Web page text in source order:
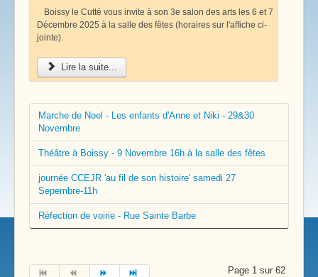
Boissy le Cutté vous invite à son 3e salon des arts les 6 et 7
Décembre 2025 à la salle des fêtes (horaires sur l'affiche ci-
jointe).
Lire la suite...
Marche de Noel - Les enfants d'Anne et Niki - 29&30
Novembre
Théâtre à Boissy - 9 Novembre 16h à la salle des fêtes
journée CCEJR 'au fil de son histoire' samedi 27
Sepembre-11h
Réfection de voirie - Rue Sainte Barbe
Page 1 sur 62